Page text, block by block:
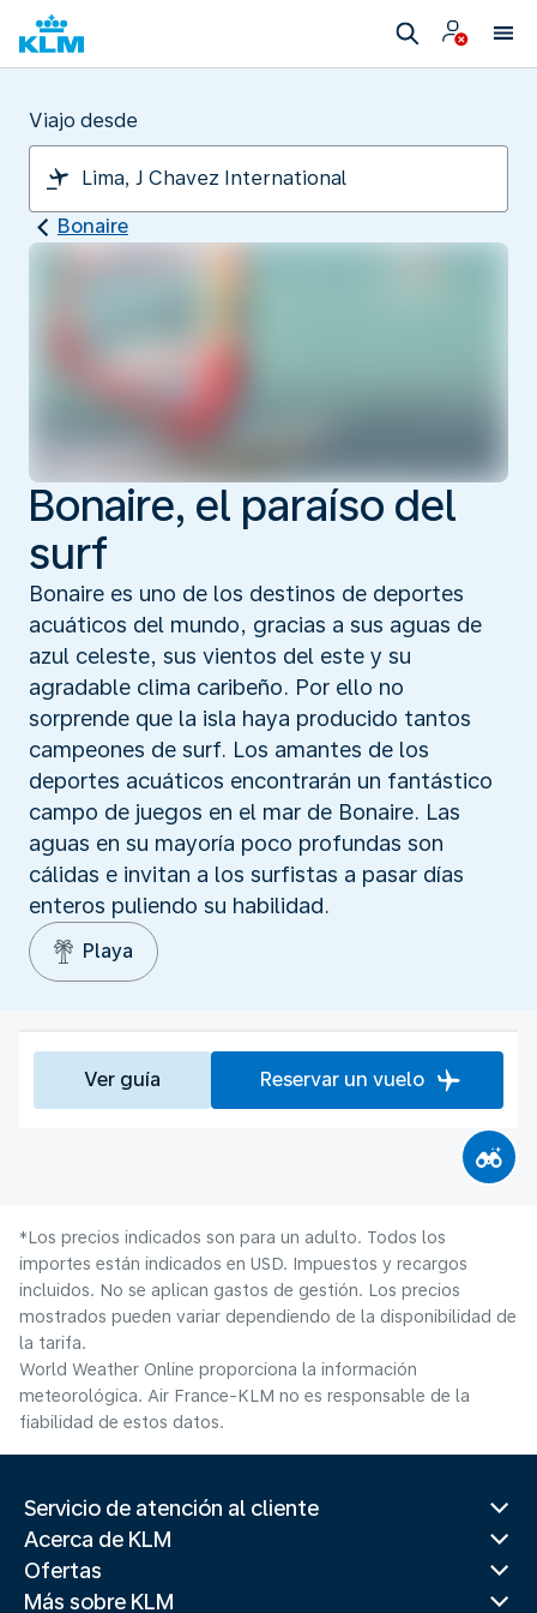
Viajo desde
Bonaire
Bonaire, el paraíso del
surf
Bonaire es uno de los destinos de deportes
acuáticos del mundo, gracias a sus aguas de
azul celeste, sus vientos del este y su
agradable clima caribeño. Por ello no
sorprende que la isla haya producido tantos
campeones de surf. Los amantes de los
deportes acuáticos encontrarán un fantástico
campo de juegos en el mar de Bonaire. Las
aguas en su mayoría poco profundas son
cálidas e invitan a los surfistas a pasar días
enteros puliendo su habilidad.
Playa
Ver guía Reservar un vuelo
*Los precios indicados son para un adulto. Todos los
importes están indicados en USD. Impuestos y recargos
incluidos. No se aplican gastos de gestión. Los precios
mostrados pueden variar dependiendo de la disponibilidad de
la tarifa.
World Weather Online proporciona la información
meteorológica. Air France-KLM no es responsable de la
fiabilidad de estos datos.
Servicio de atención al cliente
Acerca de KLM
Ofertas
Más sobre KLM